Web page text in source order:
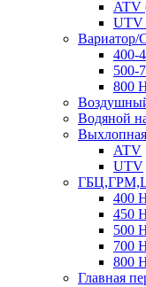
ATV
UTV
Вариатор/
400-
500-
800
Водяной
ATV
UTV
400
450
500
700
800
Главная